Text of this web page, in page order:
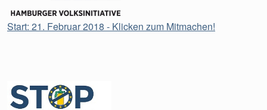
Start: 21. Februar 2018 - Klicken zum Mitmachen!